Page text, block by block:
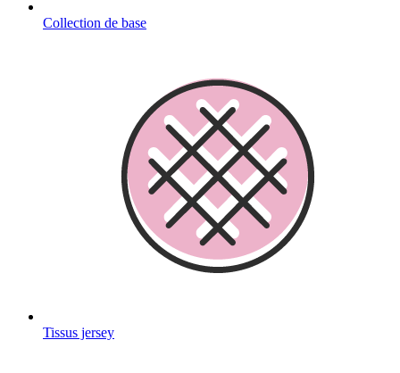
Collection de base
Tissus jersey